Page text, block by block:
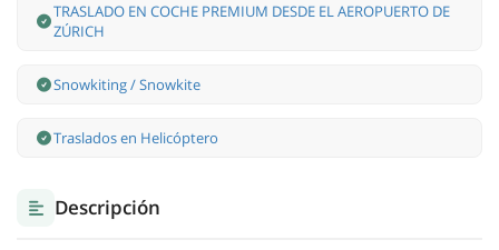
TRASLADO EN COCHE PREMIUM DESDE EL AEROPUERTO DE
ZÚRICH
Snowkiting / Snowkite
Traslados en Helicóptero
Descripción